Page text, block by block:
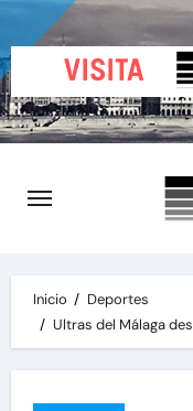
al
contenido
Inicio
Deportes
Ultras del Málaga